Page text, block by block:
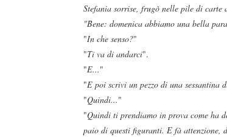
Stefania sorrise, frugò nelle pile di carte
"Bene: domenica abbiamo una bella
"In che senso?"
"Ti va di andarci".
"E..."
"E poi scrivi un pezzo di una
"Quindi..."
"Quindi ti prendiamo in prova come ha
paio di questi figuranti. E fà attenzione,